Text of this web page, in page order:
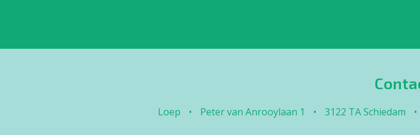
Loep • Peter van Anrooylaan 1 • 3122 TA Schiedam •